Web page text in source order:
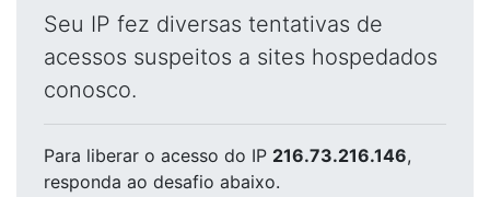
Seu IP fez diversas tentativas de
acessos suspeitos a sites hospedados
conosco.
Para liberar o acesso do IP 216.73.216.146,
responda ao desafio abaixo.